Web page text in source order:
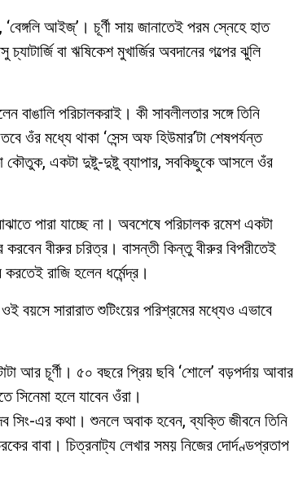
‘বেঙ্গলি আইজ্’। চূর্ণী সায় জানাতেই পরম স্নেহে হাত
বা ঋষিকেশ মুখার্জির অবদানের গল্পের ঝুলি
বাঙালি পরিচালকরাই। কী সাবলীলতার সঙ্গে তিনি
ওঁর মধ্যে থাকা ‘সেন্স অফ হিউমার’টা শেষপর্যন্ত
কৌতুক, একটা দুষ্টু-দুষ্টু ব্যাপার, সবকিছুকে আসলে ওঁর
পারা যাচ্ছে না। অবশেষে পরিচালক রমেশ একটা
বীরুর চরিত্র। বাসন্তী কিন্তু বীরুর বিপরীতেই
রাজি হলেন ধর্মেন্দ্র।
ওই বয়সে সারারাত শুটিংয়ের পরিশ্রমের মধ্যেও এভাবে
আর চূর্ণী। ৫০ বছরে প্রিয় ছবি ‘শোলে’ বড়পর্দায় আবার
সিনেমা হলে যাবেন ওঁরা।
সিং-এর কথা। শুনলে অবাক হবেন, ব্যক্তি জীবনে তিনি
বাবা। চিত্রনাট্য লেখার সময় নিজের দোর্দণ্ডপ্রতাপ